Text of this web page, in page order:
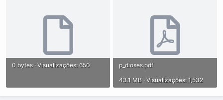
0 bytes · Visualizações: 650
p_dioses.pdf
43.1 MB · Visualizações: 1,532